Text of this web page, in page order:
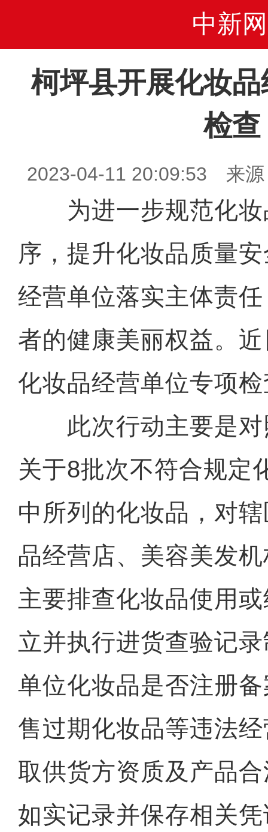
中新网
柯坪县开展化妆
检查
2023-04-11 20:09:53 来源
为进一步规范化妆
序，提升化妆品质量
经营单位落实主体责
者的健康美丽权益。
化妆品经营单位专项
此次行动主要是对
关于8批次不符合规定
中所列的化妆品，对
品经营店、美容美发
主要排查化妆品使用
立并执行进货查验记
单位化妆品是否注册
售过期化妆品等违法
取供货方资质及产品
如实记录并保存相关